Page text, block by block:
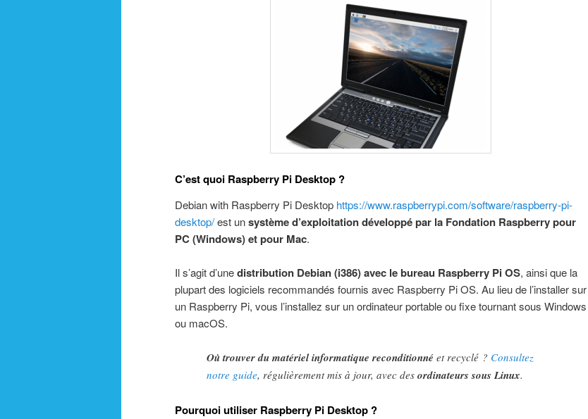
C’est quoi Raspberry Pi Desktop ?
Debian with Raspberry Pi Desktop https://www.raspberrypi.com/software/raspberry-pi-
desktop/est unsystème d’exploitation développé par la Fondation Raspberry pour
PC (Windows) et pour Mac.
Il s’agit d’unedistribution Debian (i386) avec le bureau Raspberry Pi OS, ainsi que la
plupart des logiciels recommandés fournis avec Raspberry Pi OS. Au lieu de l’installer sur
un Raspberry Pi, vous l’installez sur un ordinateur portable ou fixe tournant sous Windows
ou macOS.
Où trouver du matériel informatique reconditionné et recyclé ? Consultez
notre guide, régulièrement mis à jour, avec des ordinateurs sous Linux.
Pourquoi utiliser Raspberry Pi Desktop ?